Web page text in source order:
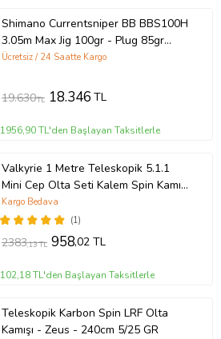
Shimano Currentsniper BB BBS100H
3.05m Max Jig 100gr - Plug 85gr
Shore Jig Olta Kamışı
Ücretsiz / 24 Saatte Kargo
19.630TL 18.346TL
1956,90 TL'den Başlayan Taksitlerle
Valkyrie 1 Metre Teleskopik 5.1.1
Mini Cep Olta Seti Kalem Spin Kamış
Olta
(1)
Kargo Bedava
2383,13 TL 958,02 TL
102,18 TL'den Başlayan Taksitlerle
Teleskopik Karbon Spin LRF Olta
Kamışı - Zeus - 240cm 5/25 GR